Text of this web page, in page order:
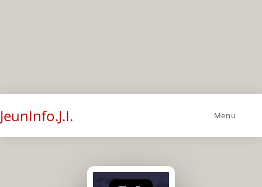
JeunInfo.J.I. Menu